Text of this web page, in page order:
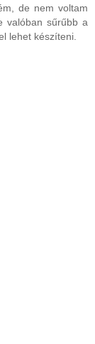
de nem voltam
valóban sűrűbb a
lehet készíteni.